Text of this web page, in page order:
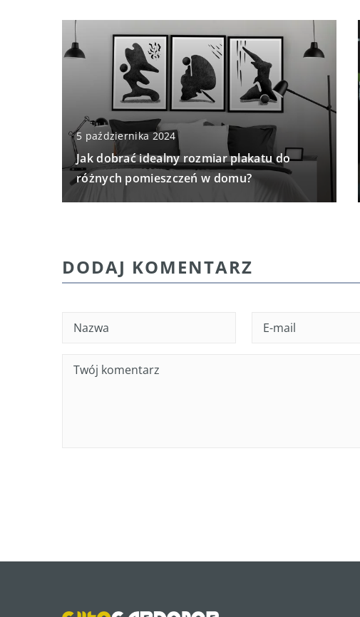
5 października 2024
Jak dobrać idealny rozmiar plakatu do
różnych pomieszczeń w domu?
DODAJ KOMENTARZ